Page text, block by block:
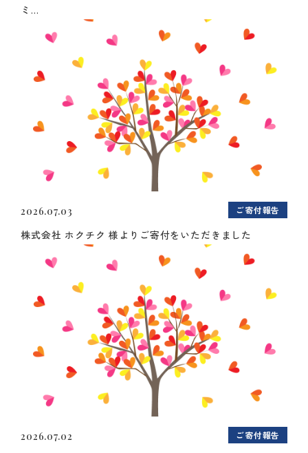
ミ...
2026.07.03 ご寄付報告
株式会社 ホクチク 様よりご寄付をいただきました
2026.07.02 ご寄付報告